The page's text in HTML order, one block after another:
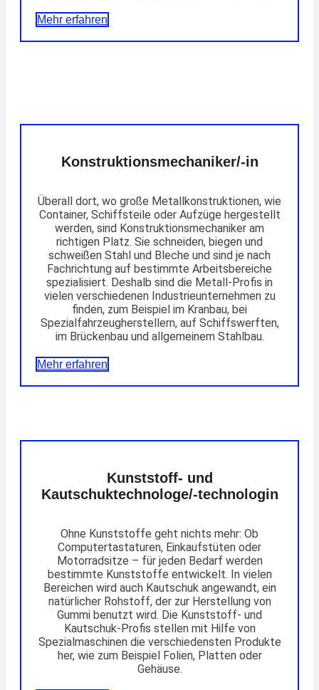
Mehr erfahren
Konstruktionsmechaniker/-in
Überall dort, wo große Metallkonstruktionen, wie
Container, Schiffsteile oder Aufzüge hergestellt
werden, sind Konstruktionsmechaniker am
richtigen Platz. Sie schneiden, biegen und
schweißen Stahl und Bleche und sind je nach
Fachrichtung auf bestimmte Arbeitsbereiche
spezialisiert. Deshalb sind die Metall-Profis in
vielen verschiedenen Industrieunternehmen zu
finden, zum Beispiel im Kranbau, bei
Spezialfahrzeugherstellern, auf Schiffswerften,
im Brückenbau und allgemeinem Stahlbau.
Mehr erfahren
Kunststoff- und
Kautschuktechnologe/-technologin
Ohne Kunststoffe geht nichts mehr: Ob
Computertastaturen, Einkaufstüten oder
Motorradsitze – für jeden Bedarf werden
bestimmte Kunststoffe entwickelt. In vielen
Bereichen wird auch Kautschuk angewandt, ein
natürlicher Rohstoff, der zur Herstellung von
Gummi benutzt wird. Die Kunststoff- und
Kautschuk-Profis stellen mit Hilfe von
Spezialmaschinen die verschiedensten Produkte
her, wie zum Beispiel Folien, Platten oder
Gehäuse.